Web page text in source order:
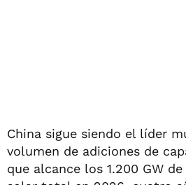
China sigue siendo el líder
volumen de adiciones de
que alcance los 1.200 GW